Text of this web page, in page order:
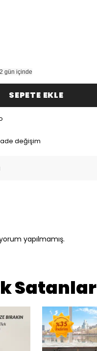
2 gün içinde
SEPETE EKLE
değişim
yapılmamış.
Satanlar